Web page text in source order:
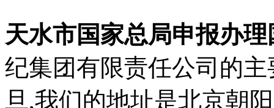
天水市国家总局申报办
纪集团有限责任公司的
旦,我们的地址是北京朝